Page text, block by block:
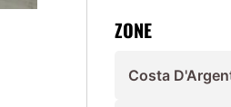
ZONE
Costa